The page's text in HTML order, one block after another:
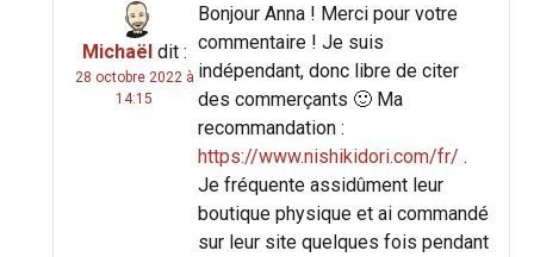
Michaël dit :
28 octobre 2022 à
14:15
Bonjour Anna ! Merci pour votre
commentaire ! Je suis
indépendant, donc libre de citer
des commerçants 🙂 Ma
recommandation :
https://www.nishikidori.com/fr/ .
Je fréquente assidûment leur
boutique physique et ai commandé
sur leur site quelques fois pendant